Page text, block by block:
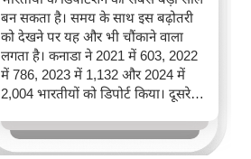
बन सकता है। समय के साथ इस बढ़ोतरी
को देखने पर यह और भी चौंकाने वाला
लगता है। कनाडा ने 2021 में 603, 2022
में 786, 2023 में 1,132 और 2024 में
2,004 भारतीयों को डिपोर्ट किया। दूसरे
पूरे साल की तुलना में 2026 की पहली
छमाही में ज़्यादा भारतीयों को वापस भेजा